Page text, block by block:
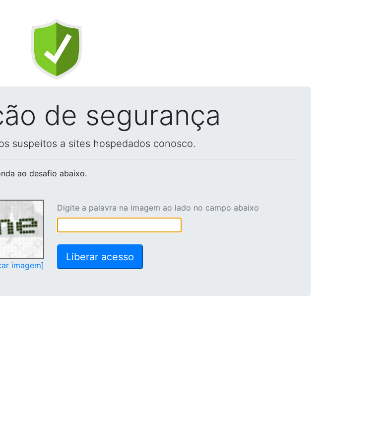
de segurança
suspeitos a sites hospedados conosco.
ao desafio abaixo.
imagem]
Digite a palavra na imagem ao lado no campo abaixo